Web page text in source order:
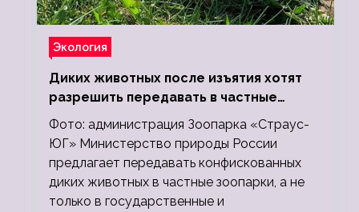
Экология
Диких животных после изъятия хотят
разрешить передавать в частные
зоопарки
Фото: администрация Зоопарка «Страус-
ЮГ» Министерство природы России
предлагает передавать конфискованных
диких животных в частные зоопарки, а не
только в государственные и